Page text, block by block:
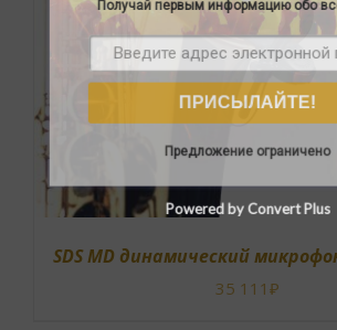
SDS MD динамический
35 111 ₽
ПРИСЫЛАЙТЕ!
Предложение ограничено
Powered by Convert Plus